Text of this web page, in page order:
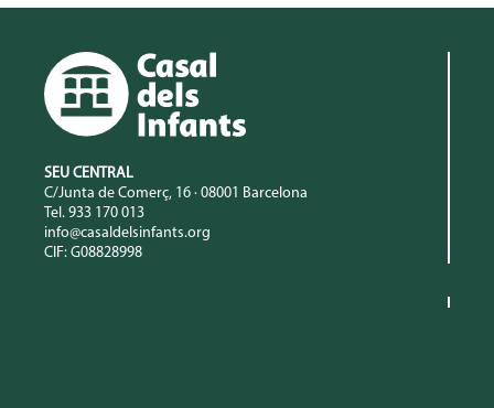
SEU CENTRAL
C/Junta de Comerç, 16 · 08001 Barcelona
Tel. 933 170 013
info@casaldelsinfants.org
CIF: G08828998